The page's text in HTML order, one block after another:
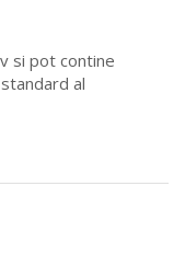
si pot contine
al